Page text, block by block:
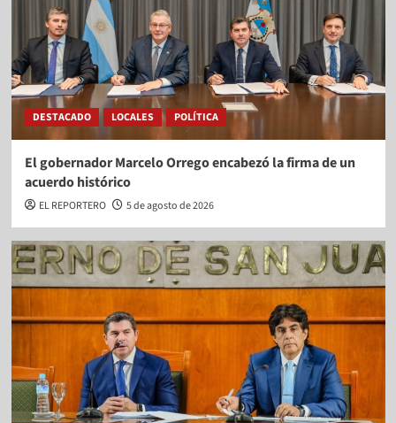
DESTACADO LOCALES POLÍTICA
El gobernador Marcelo Orrego encabezó la firma de un
acuerdo histórico
EL REPORTERO 5 de agosto de 2026